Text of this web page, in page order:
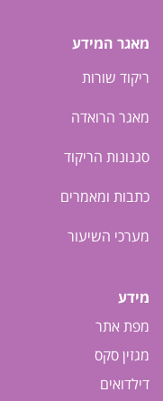
מאגר המידע
ריקוד שורות
מאגר הרואדה
סגנונות הריקוד
כתבות ומאמרים
מערכי השיעור
מידע
מפת אתר
מגזין סקס
דילדואים